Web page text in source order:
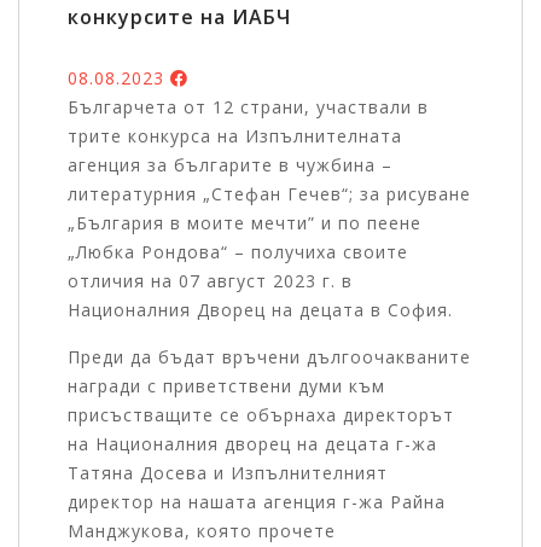
конкурсите на ИАБЧ
08.08.2023
Българчета от 12 страни, участвали в
трите конкурса на Изпълнителната
агенция за българите в чужбина –
литературния „Стефан Гечев“; за рисуване
„България в моите мечти” и по пеене
„Любка Рондова“ – получиха своите
отличия на 07 август 2023 г. в
Националния Дворец на децата в София.
Преди да бъдат връчени дългоочакваните
награди с приветствени думи към
присъстващите се обърнаха директорът
на Националния дворец на децата г-жа
Татяна Досева и Изпълнителният
директор на нашата агенция г-жа Райна
Манджукова, която прочете